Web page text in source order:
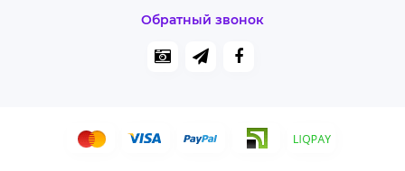
Обратный звонок